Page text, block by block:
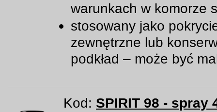
warunkach w komorze
stosowany jako
zewnętrzne lub
podkład – może być
Kod: SPIRIT 98 - spray